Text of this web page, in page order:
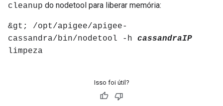
cleanup do nodetool para liberar memória:
&gt; /opt/apigee/apigee-
cassandra/bin/nodetool -h cassandraIP
limpeza
Isso foi útil?